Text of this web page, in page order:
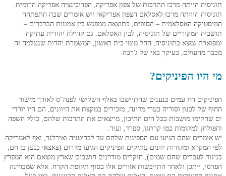
הייתה מרכז התרבות של צפון אפריקה, הפרובינציה אפריקה הרומית.
היוותה מרכז לאסלאם הצפון אפריקאי ויש אומרים שבה התפתחה
האסלאמית – הסופים, כתוצאה ממפגש בין אמונות הברברים –
המקוריים של תוניסיה, לבין האסלאם. גם קהילה יהודית עתיקה
נמצא בתוניסיה, החל מימי בית ראשון, המשמרת יהדות שנעלמה זה
מהעולם, בעיקר באי של ג'רבה.
הפיניקים?
היו עמים כנענים שהתיישבו באלף השלישי לפנה"ס לאורך מישור
לבנון וסוריה בערי מדינה, מזכירים במקצת את היוונים, הם היו יורדי
מושבות בכל הים התיכון, מייצאים את התרבות שלהם, כולל השפה
למקומות כמו קרתגו, ספרד, ועוד.
שהם הגיעו עם הספינות שלהם עד לבריטניה ואירלנד, ואף לאמריקה
ומקורות יוונים עתיקים הפיניקים הגיעו מדרום (צאצאי כנען בן חם,
לעברים שהם שמים), חוקרים מודרנים חושבים שארץ מוצאם היא המפרץ
ייתכן ולאחר התייבשות אזורים אלו בסוף תקופת הקרח. אלא שמבחינה